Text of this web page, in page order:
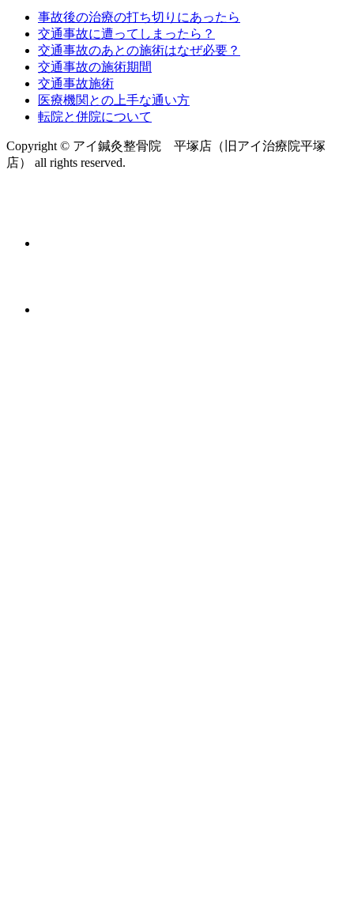
事故後の治療の打ち切りにあったら
交通事故に遭ってしまったら？
交通事故のあとの施術はなぜ必要？
交通事故の施術期間
交通事故施術
医療機関との上手な通い方
転院と併院について
Copyright © アイ鍼灸整骨院 平塚店（旧アイ治療院平塚
店） all rights reserved.